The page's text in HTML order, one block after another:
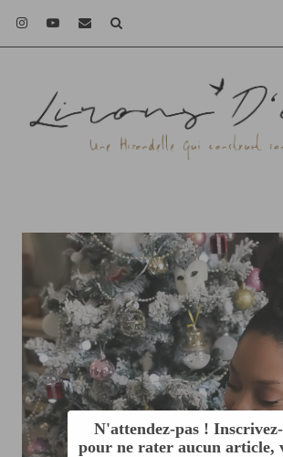
N'attendez-pas !
pour ne rater aucun article,